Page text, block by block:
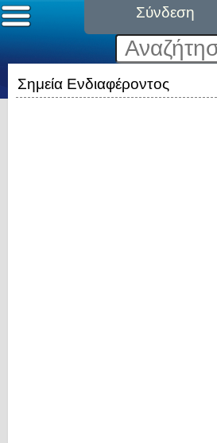
Σύνδεση
Σημεία Ενδιαφέροντος